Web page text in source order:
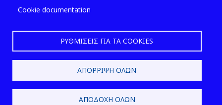
Cookie documentation
ΡΥΘΜΊΣΕΙΣ ΓΙΑ ΤΑ COOKIES
ΑΠΌΡΡΙΨΗ ΌΛΩΝ
ΑΠΟΔΟΧΉ ΌΛΩΝ
2026 © ΕΛ.ΙΝ.Υ.Α.Ε.
Design & Development by